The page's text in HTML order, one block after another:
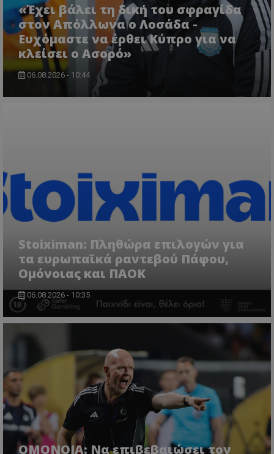
«Έχει βάλει τη δική του σφραγίδα
στον Απόλλωνα ο Λοσάδα -
Ευχόμαστε να έρθει Κύπρο για να
κλείσει ο Ασορό»
06.08.2026 - 10:44
Stoiximan: Πληθώρα επιλογών για
τα ευρωπαϊκά ραντεβού Πάφου,
Ομόνοιας και ΠΑΟΚ
06.08.2026 - 10:35
ΟΜΟΝΟΙΑ: Να επιβεβαιώσει τον